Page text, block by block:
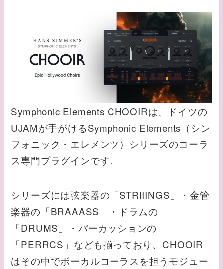
Symphonic Elements CHOOIRは、ドイツの
UJAMが手がけるSymphonic Elements（シン
フォニック・エレメンツ）シリーズのコーラ
ス専門プラグインです。
シリーズには弦楽器の「STRIIINGS」・金管
楽器の「BRAAASS」・ドラムの
「DRUMS」・パーカッションの
「PERRCS」なども揃っており、CHOOIR
はその中でボーカルコーラスを担うモジュー